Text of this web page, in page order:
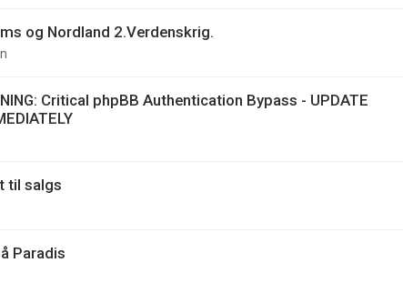
og Nordland 2.Verdenskrig.
Critical phpBB Authentication Bypass - UPDATE
til salgs
Paradis